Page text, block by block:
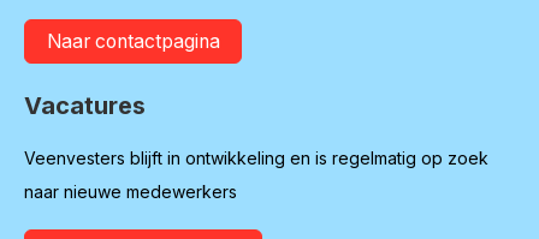
Naar contactpagina
Vacatures
Veenvesters blijft in ontwikkeling en is regelmatig op zoek
naar nieuwe medewerkers